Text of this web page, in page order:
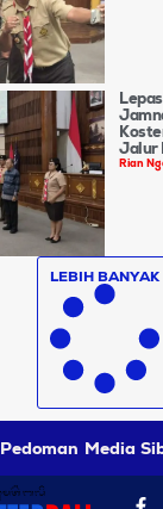
Jalur
Rian
LEBIH BANYAK
Pedoman Media